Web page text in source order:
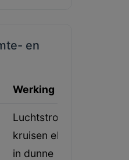
en
Werking
Luchtstromen
kruisen elkaar
in dunne